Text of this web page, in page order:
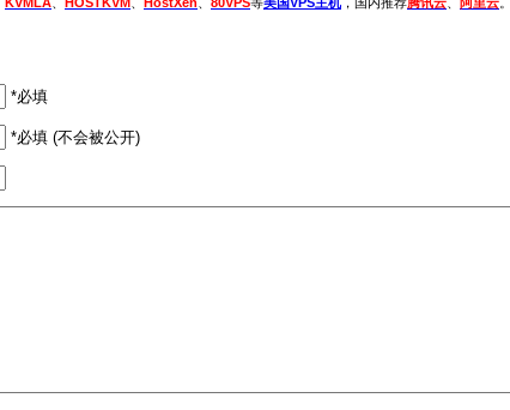
*必填
*必填 (不会被公开)